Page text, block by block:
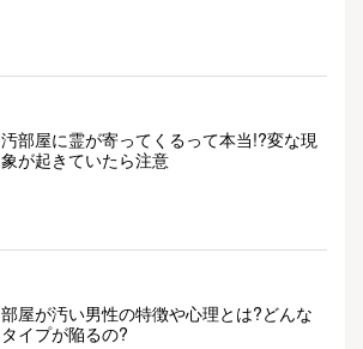
汚部屋に霊が寄ってくるって本当!?変な現
象が起きていたら注意
部屋が汚い男性の特徴や心理とは?どんな
タイプが陥るの?